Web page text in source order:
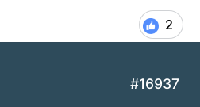
2
#16937